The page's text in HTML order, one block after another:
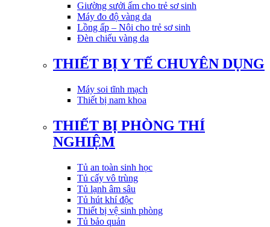
Giường sưởi ấm cho trẻ sơ sinh
Máy đo độ vàng da
Lồng ấp – Nôi cho trẻ sơ sinh
Đèn chiếu vàng da
THIẾT BỊ Y TẾ CHUYÊN DỤNG
Máy soi tĩnh mạch
Thiết bị nam khoa
THIẾT BỊ PHÒNG THÍ
NGHIỆM
Tủ an toàn sinh học
Tủ cấy vô trùng
Tủ lạnh âm sâu
Tủ hút khí độc
Thiết bị vệ sinh phòng
Tủ bảo quản